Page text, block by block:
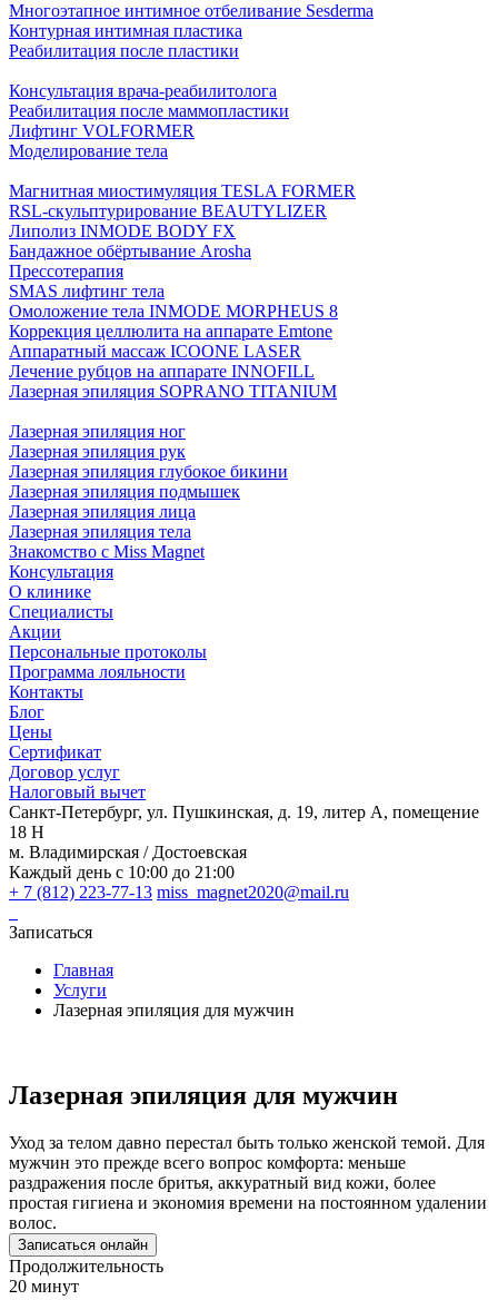
Многоэтапное интимное отбеливание Sesderma
Контурная интимная пластика
Реабилитация после пластики
Консультация врача-реабилитолога
Реабилитация после маммопластики
Лифтинг VOLFORMER
Моделирование тела
Магнитная миостимуляция TESLA FORMER
RSL-скульптурирование BEAUTYLIZER
Липолиз INMODE BODY FX
Бандажное обёртывание Arosha
Прессотерапия
SMAS лифтинг тела
Омоложение тела INMODE MORPHEUS 8
Коррекция целлюлита на аппарате Emtone
Аппаратный массаж ICOONE LASER
Лечение рубцов на аппарате INNOFILL
Лазерная эпиляция SOPRANO TITANIUM
Лазерная эпиляция ног
Лазерная эпиляция рук
Лазерная эпиляция глубокое бикини
Лазерная эпиляция подмышек
Лазерная эпиляция лица
Лазерная эпиляция тела
Знакомство с Miss Magnet
Консультация
О клинике
Специалисты
Акции
Персональные протоколы
Программа лояльности
Контакты
Блог
Цены
Сертификат
Договор услуг
Налоговый вычет
Санкт-Петербург, ул. Пушкинская, д. 19, литер А, помещение
18 Н
м. Владимирская / Достоевская
Каждый день с 10:00 до 21:00
+ 7 (812) 223-77-13 miss_magnet2020@mail.ru
Записаться
Главная
Услуги
Лазерная эпиляция для мужчин
Лазерная эпиляция для мужчин
Уход за телом давно перестал быть только женской темой. Для
мужчин это прежде всего вопрос комфорта: меньше
раздражения после бритья, аккуратный вид кожи, более
простая гигиена и экономия времени на постоянном удалении
волос.
Записаться онлайн
Продолжительность
20 минут